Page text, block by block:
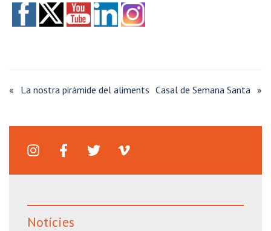
« La nostra piràmide del aliments Casal de Semana Santa »
Notícies